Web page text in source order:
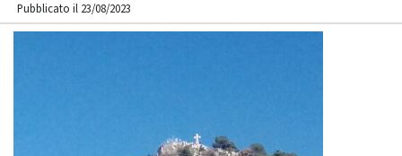
Pubblicato il 23/08/2023